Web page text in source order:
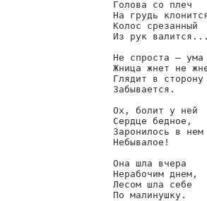
Голова со плеч
На грудь
Колос срезанный
Из рук валится...
Не спроста — ума
Жница жнет не
Глядит в
Забывается.
Ох, болит у ней
Сердце бедное,
Заронилось в
Небывалое!
Она шла вчера
Нерабочим днем,
Лесом шла себе
По малинушку.